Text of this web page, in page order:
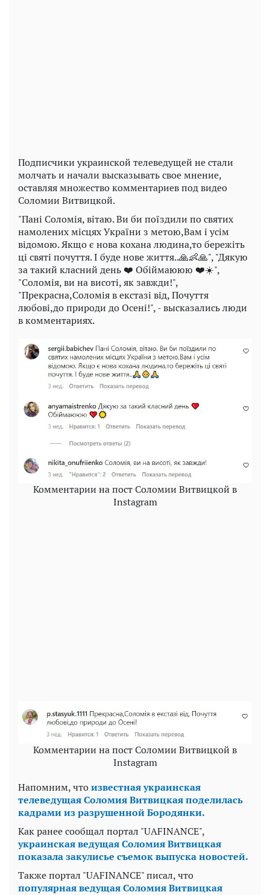
Подписчики украинской телеведущей не стали
молчать и начали высказывать свое мнение,
оставляя множество комментариев под видео
Соломии Витвицкой.
"Пані Соломія, вітаю. Ви би поїздили по святих
намолених місцях України з метою,Вам і усім
відомою. Якщо є нова кохана людина,то бережіть
ці святі почуття. І буде нове життя..🙏👶🙏", "Дякую
за такий класний день ❤️ Обіймаююю ❤️☀️",
"Соломія, ви на висоті, як завжди!",
"Прекрасна,Соломія в екстазі від, Почуття
любові,до природи до Осені!", - высказались люди
в комментариях.
Комментарии на пост Соломии Витвицкой в
Instagram
Комментарии на пост Соломии Витвицкой в
Instagram
Напомним, чтоизвестная украинская
телеведущая Соломия Витвицкая поделилась
кадрами из разрушенной Бородянки.
Как ранее сообщал портал "UAFINANCE",
украинская ведущая Соломия Витвицкая
показала закулисье съемок выпуска новостей.
Также портал "UAFINANCE" писал, что
популярная ведущая Соломия Витвицкая